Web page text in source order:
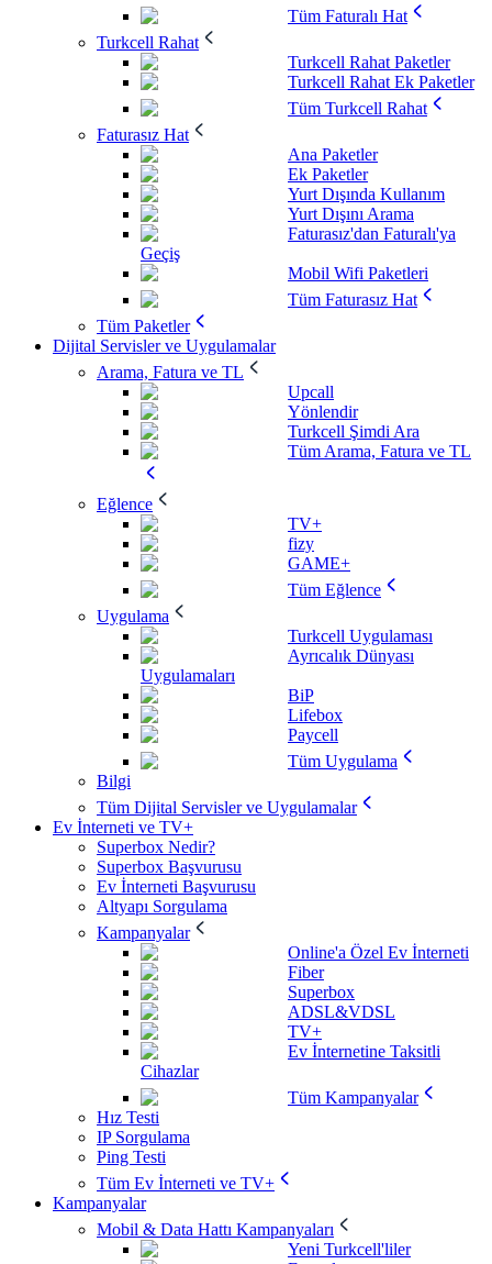
Tüm Faturalı Hat
Turkcell Rahat
Turkcell Rahat Paketler
Turkcell Rahat Ek Paketler
Tüm Turkcell Rahat
Faturasız Hat
Ana Paketler
Ek Paketler
Yurt Dışında Kullanım
Yurt Dışını Arama
Faturasız'dan Faturalı'ya
Geçiş
Mobil Wifi Paketleri
Tüm Faturasız Hat
Tüm Paketler
Dijital Servisler ve Uygulamalar
Arama, Fatura ve TL
Upcall
Yönlendir
Turkcell Şimdi Ara
Tüm Arama, Fatura ve TL
Eğlence
TV+
fizy
GAME+
Tüm Eğlence
Uygulama
Turkcell Uygulaması
Ayrıcalık Dünyası
Uygulamaları
BiP
Lifebox
Paycell
Tüm Uygulama
Bilgi
Tüm Dijital Servisler ve Uygulamalar
Ev İnterneti ve TV+
Superbox Nedir?
Superbox Başvurusu
Ev İnterneti Başvurusu
Altyapı Sorgulama
Kampanyalar
Online'a Özel Ev İnterneti
Fiber
Superbox
ADSL&VDSL
TV+
Ev İnternetine Taksitli
Cihazlar
Tüm Kampanyalar
Hız Testi
IP Sorgulama
Ping Testi
Tüm Ev İnterneti ve TV+
Kampanyalar
Mobil & Data Hattı Kampanyaları
Yeni Turkcell'liler